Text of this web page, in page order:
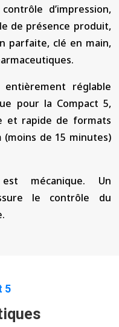
d’impression,
de présence produit,
parfaite, clé en main,
réglable
pour la Compact 5,
et rapide de formats
(moins de 15 minutes)
mécanique. Un
le contrôle du
5